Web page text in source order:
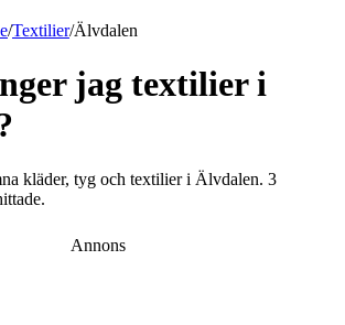
/Textilier/Älvdalen
jag textilieri
kläder, tyg och textilieri Älvdalen. 3
Annons